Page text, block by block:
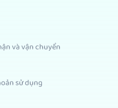
và vận chuyển
sử dụng